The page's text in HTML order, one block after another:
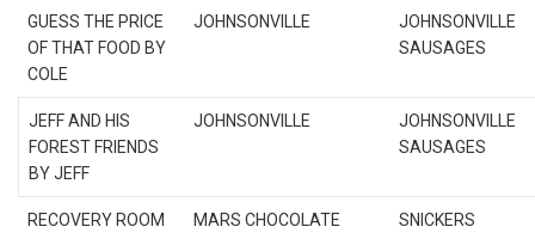
GUESS THE PRICE
OF THAT FOOD BY
COLE
JOHNSONVILLE
JOHNSONVILLE
SAUSAGES
JEFF AND HIS
FOREST FRIENDS
BY JEFF
JOHNSONVILLE
JOHNSONVILLE
SAUSAGES
RECOVERY ROOM
MARS CHOCOLATE
SNICKERS